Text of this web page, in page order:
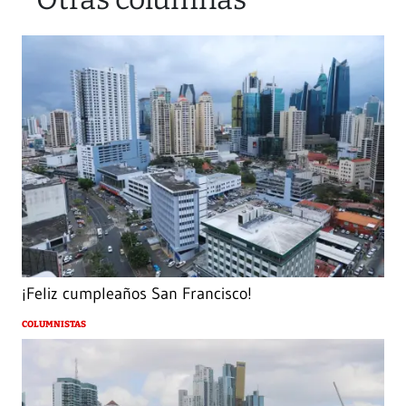
¡Feliz cumpleaños San Francisco!
COLUMNISTAS